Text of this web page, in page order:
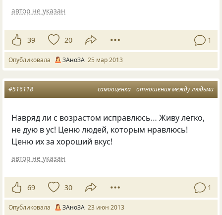
автор не указан
39 20 1
Опубликовала ЗАноЗА 25 мар 2013
самооценка отношения между людьми
#516118
Навряд ли с возрастом исправлюсь… Живу легко,
не дую в ус! Ценю людей, которым нравлюсь!
Ценю их за хороший вкус!
автор не указан
69 30 1
Опубликовала ЗАноЗА 23 июн 2013